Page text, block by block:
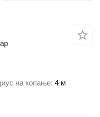
на копање 4 м